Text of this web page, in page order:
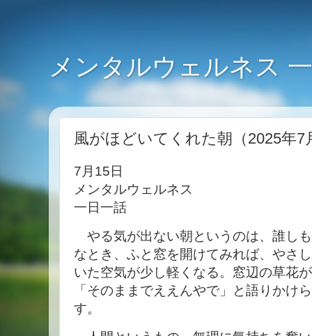
メンタルウェルネス
風がほどいてくれた朝（2025年7
7月15日
メンタルウェルネス
一日一話
やる気が出ない朝というのは、誰し
なとき、ふと窓を開けてみれば、やさ
いた空気が少し軽くなる。窓辺の草花
「そのままでええんやで」と語りかけ
す。